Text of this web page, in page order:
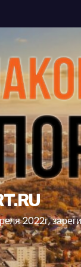
2022г,